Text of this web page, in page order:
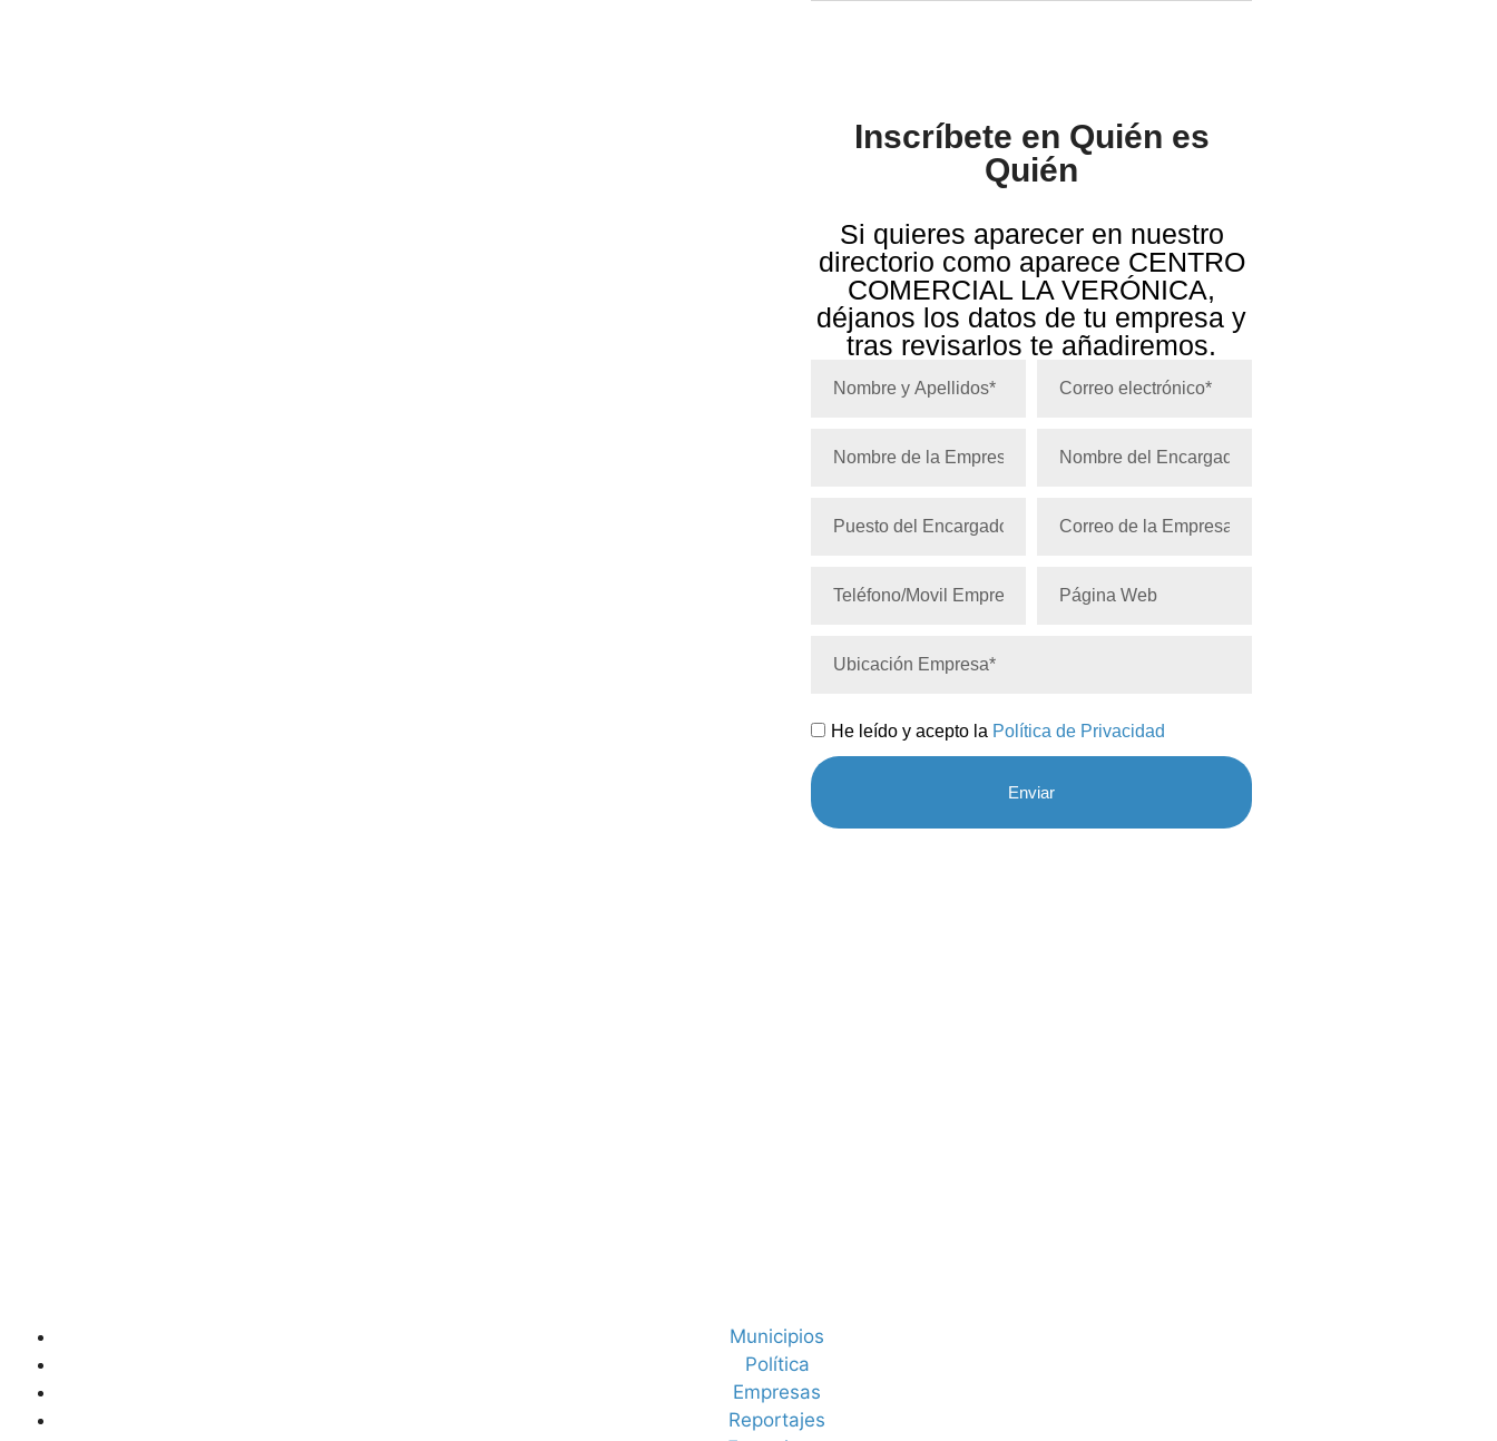
Inscríbete en Quién es
Quién
Si quieres aparecer en nuestro
directorio como aparece CENTRO
COMERCIAL LA VERÓNICA,
déjanos los datos de tu empresa y
tras revisarlos te añadiremos.
He leído y acepto la Política de Privacidad
Enviar
Municipios
Política
Empresas
Reportajes